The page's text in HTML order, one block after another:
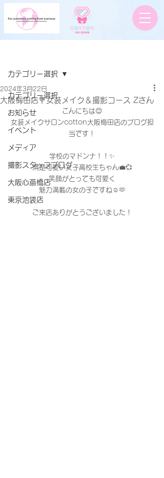
カテゴリー選択
お知らせ
イベント
メディア
撮影スタッフブログ
大阪心斎橋店
東京池袋店
カテゴリー選択
大阪梅田店💐女装メイク＆撮影コース Zさん
2024年3月22日
こんにちは😊
女装メイクサロンcotton大阪梅田店のブログ担
当です！
学校のマドンナ！！✨
清楚可愛い女子高校生ちゃん💼💞
笑顔がとっても可愛く
魅力満載の女の子ですね☺️🫶
ご来店ありがとうございました！